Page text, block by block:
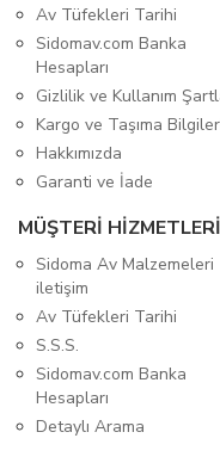
Av Tüfekleri Tarihi
Sidomav.com Banka
Hesapları
Gizlilik ve Kullanım
Kargo ve Taşıma
Hakkımızda
Garanti ve İade
MÜŞTERİ HİZMETLERİ
Sidoma Av Malzemeleri
iletişim
Av Tüfekleri Tarihi
S.S.S.
Sidomav.com Banka
Hesapları
Detaylı Arama